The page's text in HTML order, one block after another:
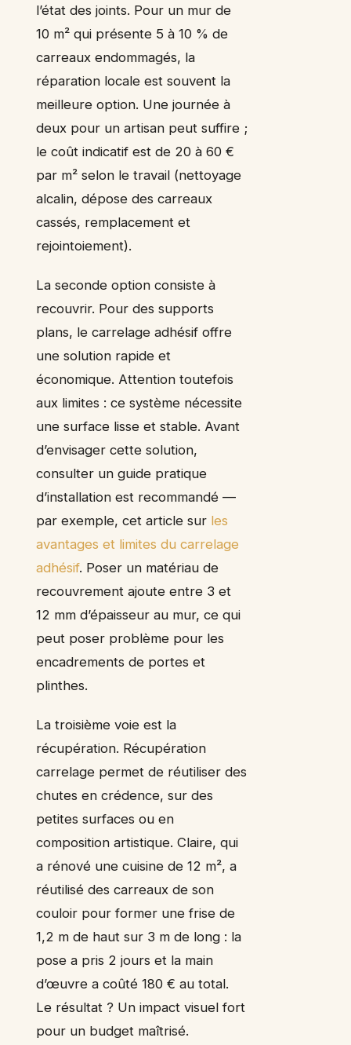
l’état des joints. Pour un mur de
10 m² qui présente 5 à 10 % de
carreaux endommagés, la
réparation locale est souvent la
meilleure option. Une journée à
deux pour un artisan peut suffire ;
le coût indicatif est de 20 à 60 €
par m² selon le travail (nettoyage
alcalin, dépose des carreaux
cassés, remplacement et
rejointoiement).
La seconde option consiste à
recouvrir. Pour des supports
plans, le carrelage adhésif offre
une solution rapide et
économique. Attention toutefois
aux limites : ce système nécessite
une surface lisse et stable. Avant
d’envisager cette solution,
consulter un guide pratique
d’installation est recommandé —
par exemple, cet article sur les
avantages et limites du carrelage
adhésif. Poser un matériau de
recouvrement ajoute entre 3 et
12 mm d’épaisseur au mur, ce qui
peut poser problème pour les
encadrements de portes et
plinthes.
La troisième voie est la
récupération. Récupération
carrelage permet de réutiliser des
chutes en crédence, sur des
petites surfaces ou en
composition artistique. Claire, qui
a rénové une cuisine de 12 m², a
réutilisé des carreaux de son
couloir pour former une frise de
1,2 m de haut sur 3 m de long : la
pose a pris 2 jours et la main
d’œuvre a coûté 180 € au total.
Le résultat ? Un impact visuel fort
pour un budget maîtrisé.